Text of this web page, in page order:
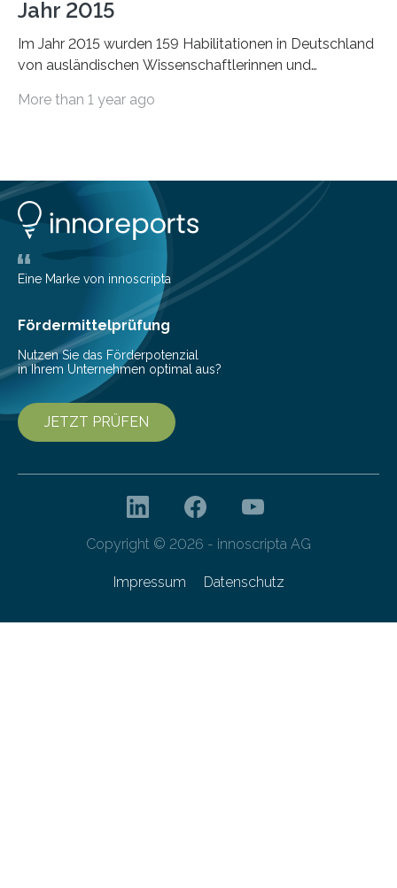
Jahr 2015
Im Jahr 2015 wurden 159 Habilitationen in Deutschland
von ausländischen Wissenschaftlerinnen und
More than 1 year ago
Eine Marke von innoscripta
Fördermittelprüfung
Nutzen Sie das Förderpotenzial
in Ihrem Unternehmen optimal aus?
JETZT PRÜFEN
Copyright © 2026 - innoscripta AG
Impressum Datenschutz